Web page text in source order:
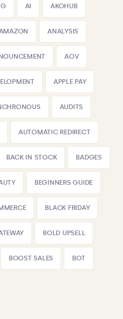
AI AKOHUB
ANALYSIS
AOV
APPLE PAY
AUDITS
AUTOMATIC REDIRECT
BACK IN STOCK BADGES
BEGINNERS GUIDE
BLACK FRIDAY
BOLD UPSELL
BOOST SALES BOT